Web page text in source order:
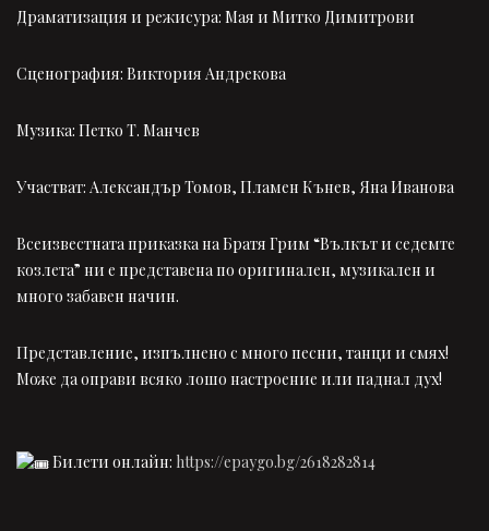
Драматизация и режисура: Мая и Митко Димитрови
Сценография: Виктория Андрекова
Музика: Петко Т. Манчев
Участват: Александър Томов, Пламен Кънев, Яна Иванова
Всеизвестната приказка на Братя Грим “Вълкът и седемте
козлета” ни е представена по оригинален, музикален и
много забавен начин.
Представление, изпълнено с много песни, танци и смях!
Може да оправи всяко лошо настроение или паднал дух!
Билети онлайн: https://epaygo.bg/2618282814